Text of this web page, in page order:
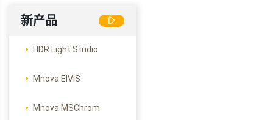
新产品
HDR Light Studio
Mnova ElViS
Mnova MSChrom